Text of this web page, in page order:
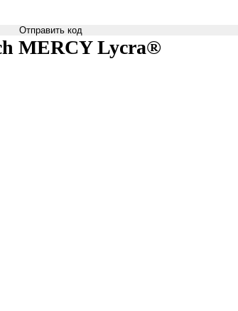
Отправить код
MERCY Lycra®